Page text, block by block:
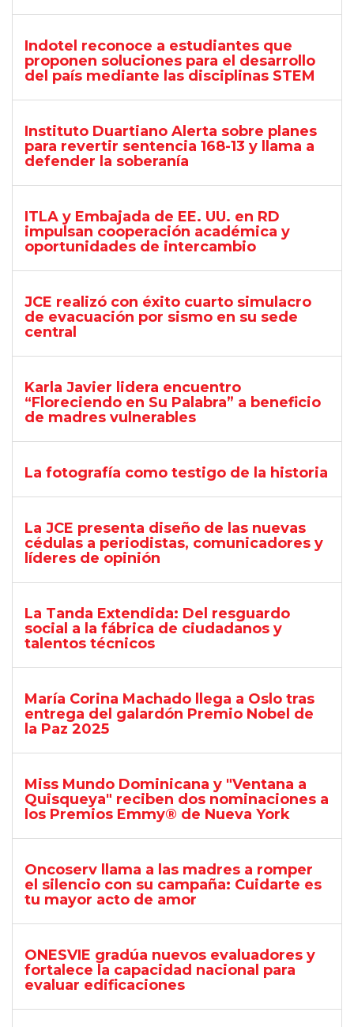
Indotel reconoce a estudiantes que
proponen soluciones para el desarrollo
del país mediante las disciplinas STEM
Instituto Duartiano Alerta sobre planes
para revertir sentencia 168-13 y llama a
defender la soberanía
ITLA y Embajada de EE. UU. en RD
impulsan cooperación académica y
oportunidades de intercambio
JCE realizó con éxito cuarto simulacro
de evacuación por sismo en su sede
central
Karla Javier lidera encuentro
“Floreciendo en Su Palabra” a beneficio
de madres vulnerables
La fotografía como testigo de la historia
La JCE presenta diseño de las nuevas
cédulas a periodistas, comunicadores y
líderes de opinión
La Tanda Extendida: Del resguardo
social a la fábrica de ciudadanos y
talentos técnicos
María Corina Machado llega a Oslo tras
entrega del galardón Premio Nobel de
la Paz 2025
Miss Mundo Dominicana y "Ventana a
Quisqueya" reciben dos nominaciones a
los Premios Emmy® de Nueva York
Oncoserv llama a las madres a romper
el silencio con su campaña: Cuidarte es
tu mayor acto de amor
ONESVIE gradúa nuevos evaluadores y
fortalece la capacidad nacional para
evaluar edificaciones